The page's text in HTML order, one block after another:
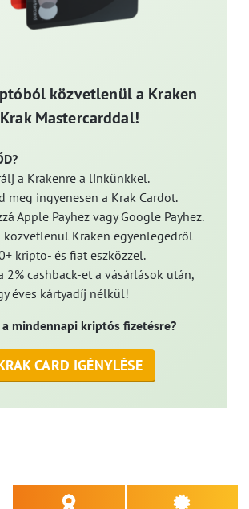
közvetlenül a Kraken
Krak Mastercarddal!
a Krakenre a linkünkkel.
meg ingyenesen a Krak Cardot.
Apple Payhez vagy Google Payhez.
közvetlenül Kraken egyenlegedről
kripto- és fiat eszközzel.
2% cashback-et a vásárlások után,
éves kártyadíj nélkül!
a mindennapi kriptós fizetésre?
CARD IGÉNYLÉSE